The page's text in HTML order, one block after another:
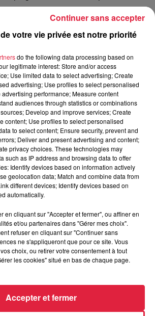
à 8h00 - Modifié : 30 octobre 2025 à
août 2026
Hoerdt, de l’eau brune sort des
août 2026
antisémites à Strasbourg :
6 août 2026
zoo de Mulhouse : rencontre
votre vie privée est notre priorité
do the following data processing based on
legitimate interest: Store and/or access
Use limited data to select advertising; Create
advertising; Use profiles to select personalised
performance; Measure content
audiences through statistics or combinations
Develop and improve services; Create
content; Use profiles to select personalised
to select content; Ensure security, prevent and
Deliver and present advertising and content;
privacy choices. These technologies may
such as IP address and browsing data to offer
Identify devices based on information actively
geolocation data; Match and combine data from
different devices; Identify devices based on
automatically.
en cliquant sur "Accepter et fermer", ou affiner en
et/ou partenaires dans "Gérer mes choix".
refuser en cliquant sur "Continuer sans
ne s'appliqueront que pour ce site. Vous
choix, ou retirer votre consentement à tout
les cookies" situé en bas de chaque page.
Accepter et fermer
Continuer sans accepter